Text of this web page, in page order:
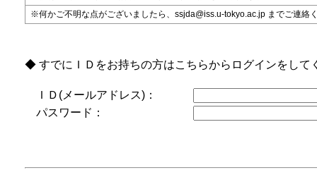
※何かご不明な点がございましたら、ssjda@iss.u-tokyo.ac.jp までご連絡
◆ すでにＩＤをお持ちの方はこちらからログインをして
ＩＤ(メールアドレス)：
パスワード：